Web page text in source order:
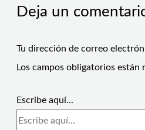
Deja un
Tu dirección de correo
Los campos obligatorios están
Escribe aquí...